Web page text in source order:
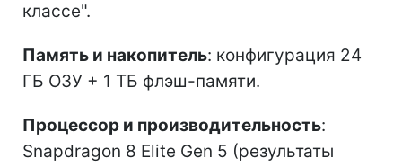
классе".
Память и накопитель: конфигурация 24
ГБ ОЗУ + 1 ТБ флэш-памяти.
Процессор и производительность:
Snapdragon 8 Elite Gen 5 (результаты